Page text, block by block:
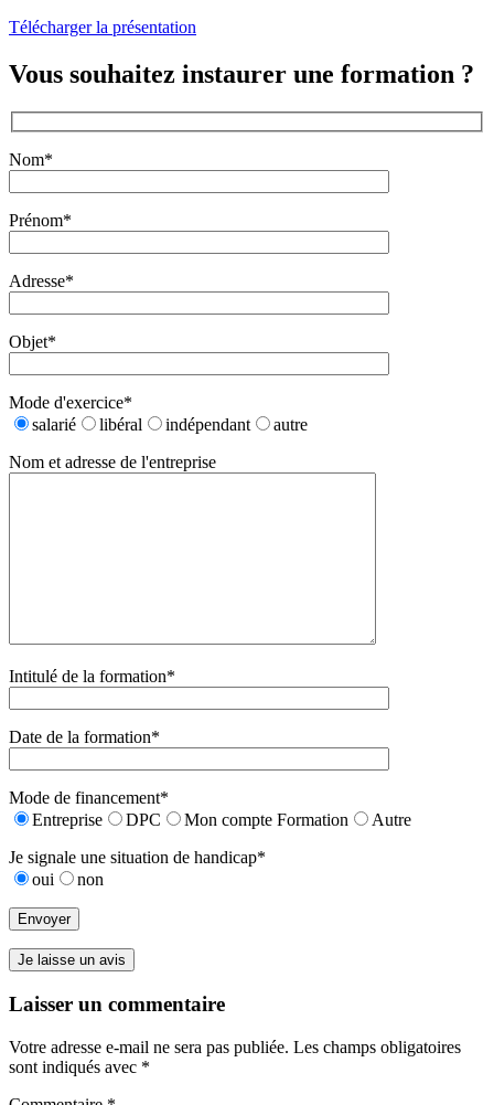
Télécharger la présentation
Vous souhaitez instaurer une formation ?
Nom*
Prénom*
Adresse*
Objet*
Mode d'exercice*
salarié
libéral indépendant
autre
Nom et adresse de l'entreprise
Intitulé de la formation*
Date de la formation*
Mode de financement*
Entreprise
DPC Mon compte Formation
Autre
Je signale une situation de handicap*
oui
non
Je laisse un avis
Laisser un commentaire
Votre adresse e-mail ne sera pas publiée. Les champs obligatoires
sont indiqués avec *